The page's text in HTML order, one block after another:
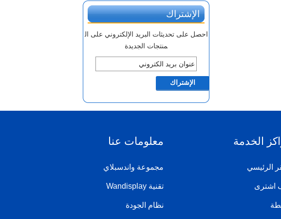
الإشتراك
احصل على تحديثات البريد الإلكتروني على ال
منتجات الجديدة
معلومات عنا
مجموعة واندسبلاي
تقنية Wandisplay
نظام الجودة
الخدمة
الرئيسي
اشترى